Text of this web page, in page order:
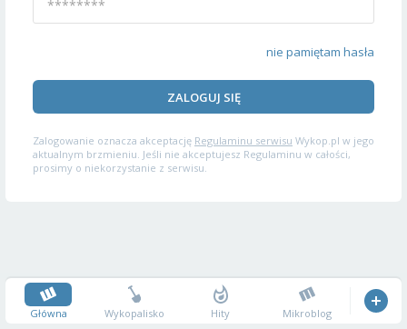
nie pamiętam hasła
ZALOGUJ SIĘ
Zalogowanie oznacza akceptację Regulaminu serwisu Wykop.pl w jego
aktualnym brzmieniu. Jeśli nie akceptujesz Regulaminu w całości,
prosimy o niekorzystanie z serwisu.
Główna Wykopalisko Hity Mikroblog